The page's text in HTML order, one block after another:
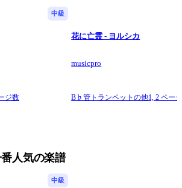
#TheTwistmenWinds #無料楽庫 #jpop #ア
奏楽団 #TTM #改編 #fluteCover #香港樂團 #長
結之 #Instrumental #Windband #吹奏楽 #吹奏
中級
ジ数
花に亡霊 - ヨルシカ
musicpro
B♭管トランペットの他1,2 ペー
人気の楽譜
中級